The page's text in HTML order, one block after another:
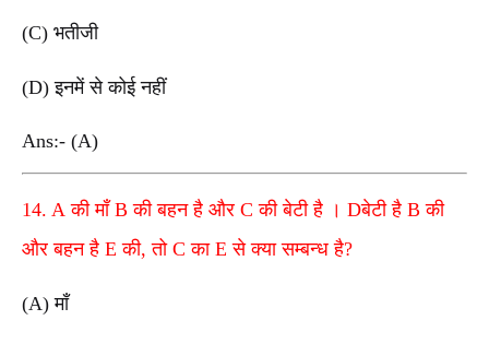
(C) भतीजी
(D) इनमें से कोई नहीं
Ans:- (A)
14. A की माँ B की बहन है और C की बेटी है । Dबेटी है B की
और बहन है E की, तो C का E से क्या सम्बन्ध है?
(A) माँ